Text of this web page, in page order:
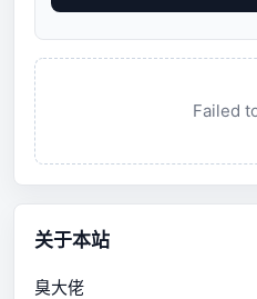
Failed
关于本站
臭大佬